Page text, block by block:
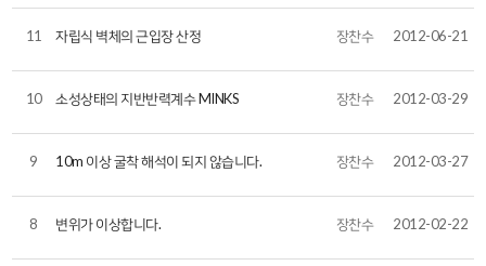
11 자립식 벽체의 근입장 산정 장찬수 2012-06-21
10 소성상태의 지반반력계수 MINKS 장찬수 2012-03-29
9 10m 이상 굴착 해석이 되지 않습니다. 장찬수 2012-03-27
8 변위가 이상합니다. 장찬수 2012-02-22